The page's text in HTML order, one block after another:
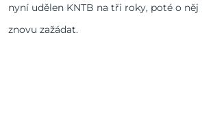
nyní udělen KNTB na tři roky, poté o
znovu zažádat.